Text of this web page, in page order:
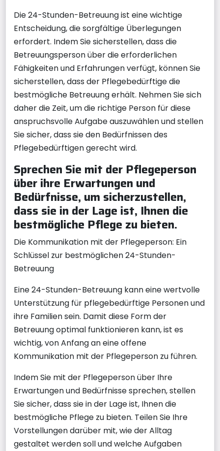
Die 24-Stunden-Betreuung ist eine wichtige
Entscheidung, die sorgfältige Überlegungen
erfordert. Indem Sie sicherstellen, dass die
Betreuungsperson über die erforderlichen
Fähigkeiten und Erfahrungen verfügt, können Sie
sicherstellen, dass der Pflegebedürftige die
bestmögliche Betreuung erhält. Nehmen Sie sich
daher die Zeit, um die richtige Person für diese
anspruchsvolle Aufgabe auszuwählen und stellen
Sie sicher, dass sie den Bedürfnissen des
Pflegebedürftigen gerecht wird.
Sprechen Sie mit der Pflegeperson
über ihre Erwartungen und
Bedürfnisse, um sicherzustellen,
dass sie in der Lage ist, Ihnen die
bestmögliche Pflege zu bieten.
Die Kommunikation mit der Pflegeperson: Ein
Schlüssel zur bestmöglichen 24-Stunden-
Betreuung
Eine 24-Stunden-Betreuung kann eine wertvolle
Unterstützung für pflegebedürftige Personen und
ihre Familien sein. Damit diese Form der
Betreuung optimal funktionieren kann, ist es
wichtig, von Anfang an eine offene
Kommunikation mit der Pflegeperson zu führen.
Indem Sie mit der Pflegeperson über Ihre
Erwartungen und Bedürfnisse sprechen, stellen
Sie sicher, dass sie in der Lage ist, Ihnen die
bestmögliche Pflege zu bieten. Teilen Sie Ihre
Vorstellungen darüber mit, wie der Alltag
gestaltet werden soll und welche Aufgaben